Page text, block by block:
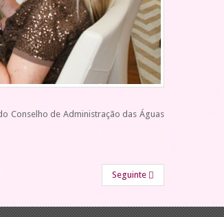
Conselho de Administração das Águas
Seguinte